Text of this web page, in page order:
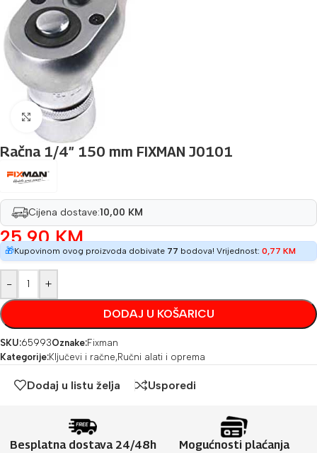
Povećaj sliku
Račna 1/4″ 150 mm FIXMAN J0101
Cijena dostave:10,00 KM
25,90KM
🎁Kupovinom ovog proizvoda dobivate 77 bodova! Vrijednost: 0,77 KM
- +
DODAJ U KOŠARICU
SKU:65993Oznake:Fixman
Kategorije:Ključevi i račne,Ručni alati i oprema
Dodaj u listu želja Usporedi
Besplatna dostava 24/48h Mogućnosti plaćanja